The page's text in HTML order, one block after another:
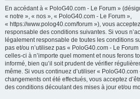
En accédant à « PoloG40.com - Le Forum »
« notre », « nos », « PoloG40.com - Le Forum »,
« https://www.polog40.com/forum »), vous
responsable des conditions suivantes. Si vous
légalement responsable de toutes les conditions
pas et/ou n’utilisez pas « PoloG40.com - Le
celles-ci à n’importe quel moment et nous ferons
informé, bien qu’il soit prudent de vérifier
même. Si vous continuez d’utiliser «
changements ont été effectués, vous acceptez
des conditions découlant des mises à jour et/ou